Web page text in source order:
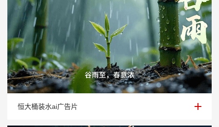
恒大桶装水ai广告片
恒大桶装水ai广告片